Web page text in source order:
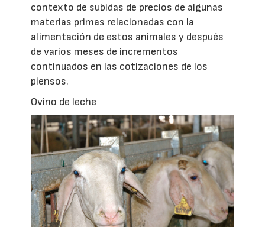
contexto de subidas de precios de algunas
materias primas relacionadas con la
alimentación de estos animales y después
de varios meses de incrementos
continuados en las cotizaciones de los
piensos.
Ovino de leche